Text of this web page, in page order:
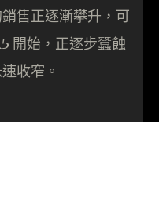
售正逐漸攀升，可
開始，正逐步蠶蝕
收窄。